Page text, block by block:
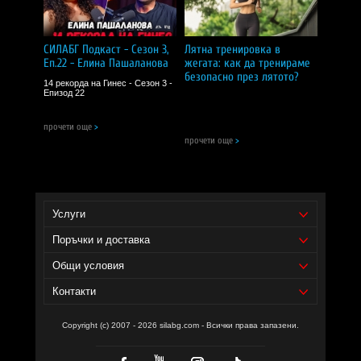
Екстракт от нони(Morinda citrifolia, плод) — 70 мг;
Екстракт от бял равнец
(Achillea millefolium,
стъбло) — 70 мг;
PEA (микронизиран палмитоилетаноламид)—
400 мг;
Витамин В2 (рибофлавин)— 2,8 мг;
Мелатонин— 2 мг.
Една доза:2 капсули;
Дози в опаковка:
указанията на производителя.
СИЛАБГ Подкаст - Сезон 3,
Еп.22 - Елина Пашаланова
14 рекорда на Гинес - Сезон 3 -
Епизод 22
прочети още >
Лятна тренировка в
жегата: как да тренираме
безопасно през лятото?
прочети още >
Услуги
Поръчки и доставка
Общи условия
Контакти
Copyright (c) 2007 - 2026 silabg.com - Всички права запазени.